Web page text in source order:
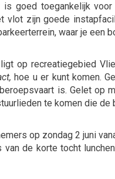
is goed toegankelijk
vlot zijn goede
waar je een
ligt op recreatiegebied
hoe u er kunt komen.
is. Gelet op
te komen die de
op zondag 2 juni
van de korte tocht